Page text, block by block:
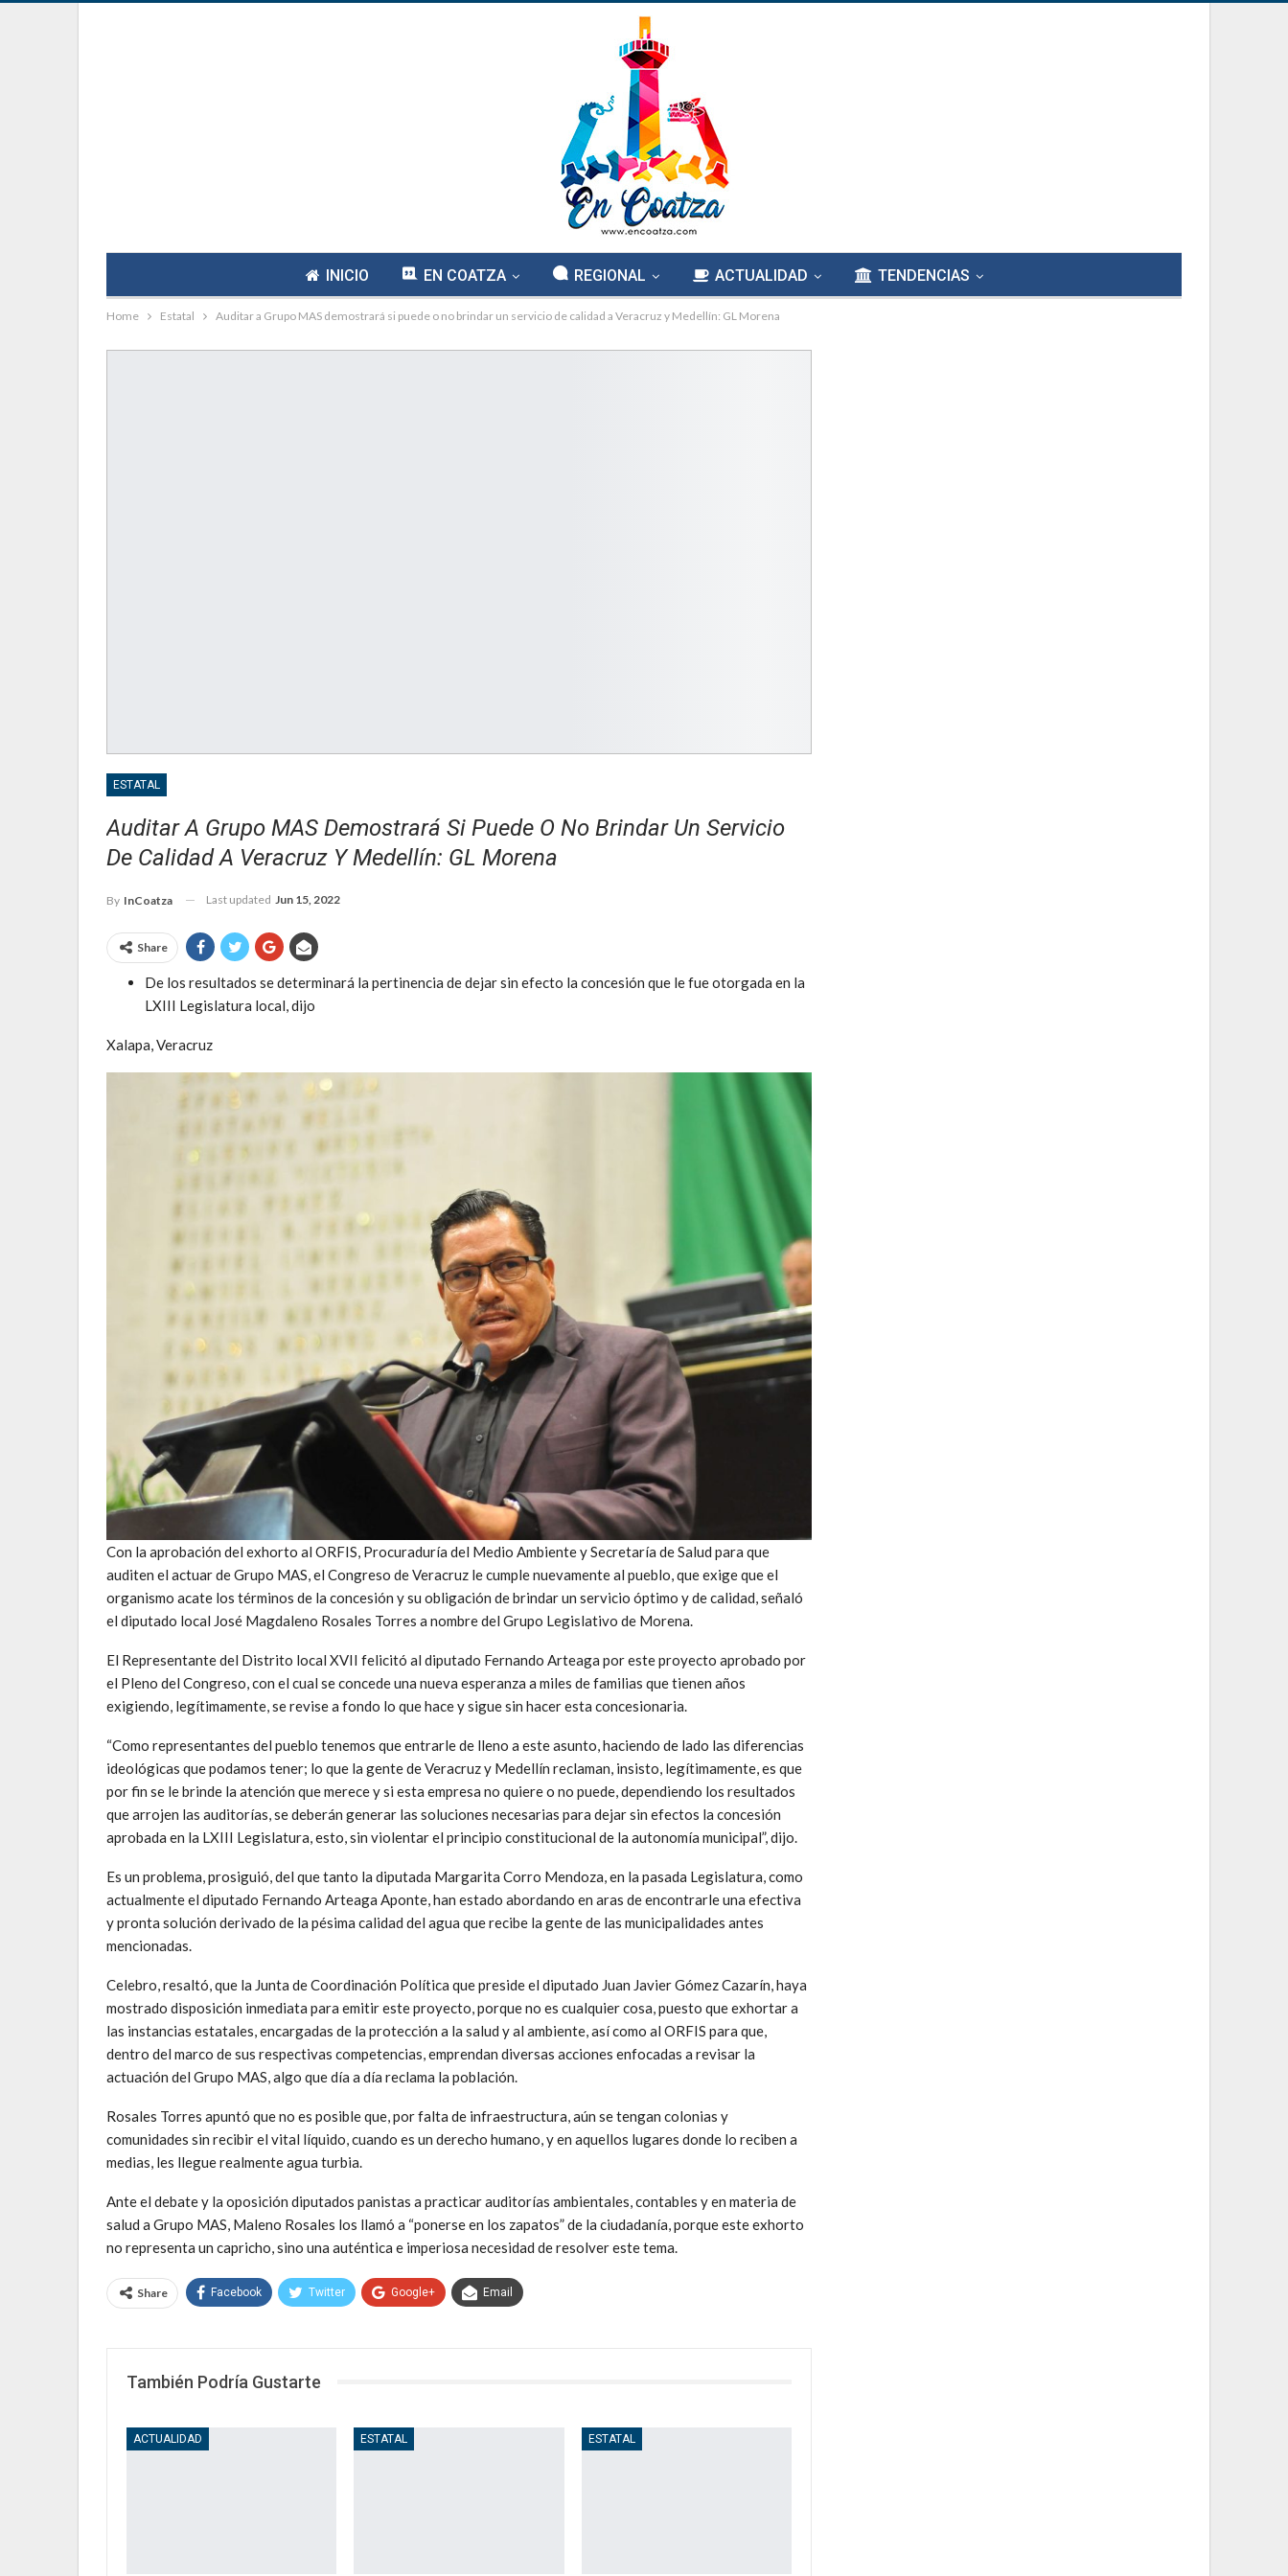
INICIO EN COATZA REGIONAL ACTUALIDAD TENDENCIAS
Home Estatal Auditar a Grupo MAS demostrará si puede o no brindar un servicio de calidad a Veracruz y Medellín: GL Morena
ESTATAL
Auditar A Grupo MAS Demostrará Si Puede O No Brindar Un Servicio
De Calidad A Veracruz Y Medellín: GL Morena
By InCoatza Last updated Jun 15, 2022
Share
De los resultados se determinará la pertinencia de dejar sin efecto la concesión que le fue otorgada en la
LXIII Legislatura local, dijo
Xalapa, Veracruz
Con la aprobación del exhorto al ORFIS, Procuraduría del Medio Ambiente y Secretaría de Salud para que
auditen el actuar de Grupo MAS, el Congreso de Veracruz le cumple nuevamente al pueblo, que exige que el
organismo acate los términos de la concesión y su obligación de brindar un servicio óptimo y de calidad, señaló
el diputado local José Magdaleno Rosales Torres a nombre del Grupo Legislativo de Morena.
El Representante del Distrito local XVII felicitó al diputado Fernando Arteaga por este proyecto aprobado por
el Pleno del Congreso, con el cual se concede una nueva esperanza a miles de familias que tienen años
exigiendo, legítimamente, se revise a fondo lo que hace y sigue sin hacer esta concesionaria.
“Como representantes del pueblo tenemos que entrarle de lleno a este asunto, haciendo de lado las diferencias
ideológicas que podamos tener; lo que la gente de Veracruz y Medellín reclaman, insisto, legítimamente, es que
por fin se le brinde la atención que merece y si esta empresa no quiere o no puede, dependiendo los resultados
que arrojen las auditorías, se deberán generar las soluciones necesarias para dejar sin efectos la concesión
aprobada en la LXIII Legislatura, esto, sin violentar el principio constitucional de la autonomía municipal”, dijo.
Es un problema, prosiguió, del que tanto la diputada Margarita Corro Mendoza, en la pasada Legislatura, como
actualmente el diputado Fernando Arteaga Aponte, han estado abordando en aras de encontrarle una efectiva
y pronta solución derivado de la pésima calidad del agua que recibe la gente de las municipalidades antes
mencionadas.
Celebro, resaltó, que la Junta de Coordinación Política que preside el diputado Juan Javier Gómez Cazarín, haya
mostrado disposición inmediata para emitir este proyecto, porque no es cualquier cosa, puesto que exhortar a
las instancias estatales, encargadas de la protección a la salud y al ambiente, así como al ORFIS para que,
dentro del marco de sus respectivas competencias, emprendan diversas acciones enfocadas a revisar la
actuación del Grupo MAS, algo que día a día reclama la población.
Rosales Torres apuntó que no es posible que, por falta de infraestructura, aún se tengan colonias y
comunidades sin recibir el vital líquido, cuando es un derecho humano, y en aquellos lugares donde lo reciben a
medias, les llegue realmente agua turbia.
Ante el debate y la oposición diputados panistas a practicar auditorías ambientales, contables y en materia de
salud a Grupo MAS, Maleno Rosales los llamó a “ponerse en los zapatos” de la ciudadanía, porque este exhorto
no representa un capricho, sino una auténtica e imperiosa necesidad de resolver este tema.
Share Facebook Twitter Google+ Email
También Podría Gustarte
ACTUALIDAD ESTATAL ESTATAL